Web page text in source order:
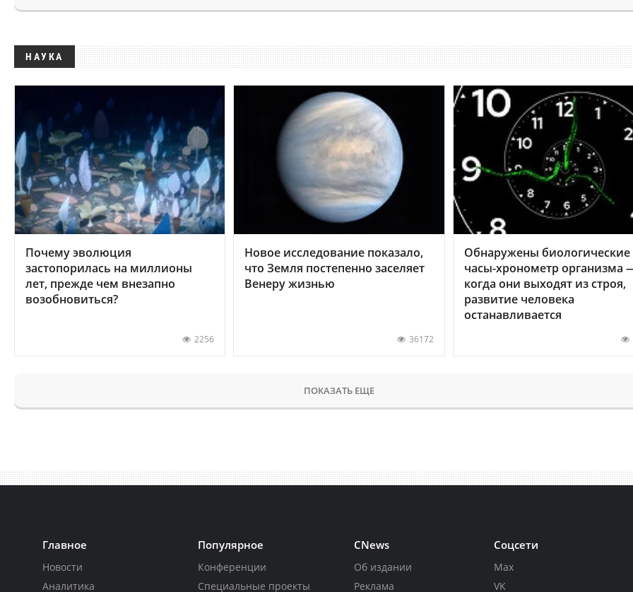
НАУКА
Почему эволюция
застопорилась на миллионы
лет, прежде чем внезапно
возобновиться?
2256
Новое исследование показало,
что Земля постепенно заселяет
Венеру жизнью
36172
Обнаружены биологические
часы-хронометр организма
когда они выходят из строя,
развитие человека
останавливается
ПОКАЗАТЬ ЕЩЕ
Главное
Новости
Аналитика
Популярное
Конференции
Специальные проекты
CNews
Об издании
Реклама
Соцсети
Max
VK